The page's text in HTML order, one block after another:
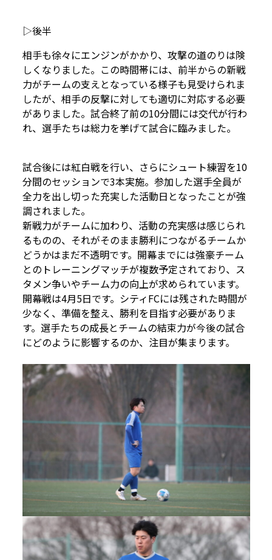
▷後半
相手も徐々にエンジンがかかり、攻撃の道のりは険
しくなりました。この時間帯には、前半からの新戦
力がチームの支えとなっている様子も見受けられま
したが、相手の反撃に対しても適切に対応する必要
がありました。試合終了前の10分間には交代が行わ
れ、選手たちは総力を挙げて試合に臨みました。
試合後には紅白戦を行い、さらにシュート練習を10
分間のセッションで3本実施。参加した選手全員が
全力を出し切った充実した活動日となったことが強
調されました。
新戦力がチームに加わり、活動の充実感は感じられ
るものの、それがそのまま勝利につながるチームか
どうかはまだ不透明です。開幕までには強豪チーム
とのトレーニングマッチが複数予定されており、ス
タメン争いやチーム力の向上が求められています。
開幕戦は4月5日です。シティFCには残された時間が
少なく、準備を整え、勝利を目指す必要がありま
す。選手たちの成長とチームの結束力が今後の試合
にどのように影響するのか、注目が集まります。